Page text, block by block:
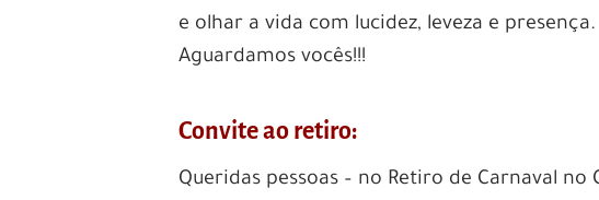
e olhar a vida com lucidez, leveza e presença.
Aguardamos vocês!!!
Convite ao retiro:
Queridas pessoas – no Retiro de Carnaval